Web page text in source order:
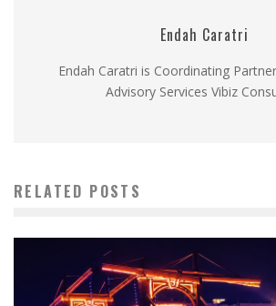
Endah Caratri
Endah Caratri is Coordinating
Advisory Services Vibiz
RELATED POSTS